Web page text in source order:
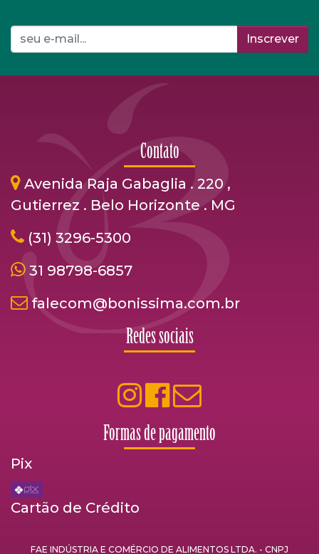
Inscrever
Contato
Avenida Raja Gabaglia . 220 ,
Gutierrez . Belo Horizonte . MG
(31) 3296-5300
31 98798-6857
falecom@bonissima.com.br
Redes sociais
Formas de pagamento
Pix
Cartão de Crédito
FAE INDÚSTRIA E COMÉRCIO DE ALIMENTOS LTDA. - CNPJ